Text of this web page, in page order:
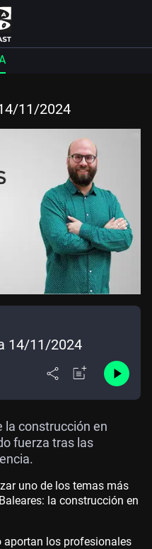
11/2024
14/11/2024
la construcción en
fuerza tras las
uno de los temas más
la construcción en
los profesionales